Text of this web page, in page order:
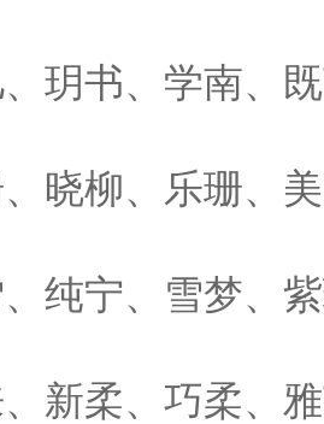
玥书、学南、
晓柳、乐珊、
纯宁、雪梦、
新柔、巧柔、